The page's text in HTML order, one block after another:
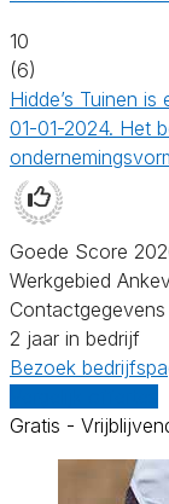
10
(6)
Hidde’s Tuinen
01-01-2024. Het
Goede Score
Werkgebied
Contactgegevens
2 jaar in bedrijf
Bezoek
Gratis -